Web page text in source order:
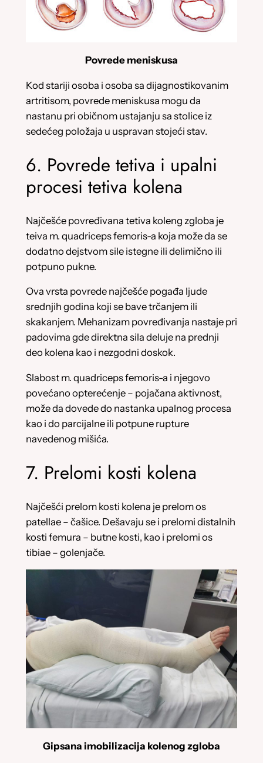
Povrede meniskusa
Kod stariji osoba i osoba sa dijagnostikovanim
artritisom, povrede meniskusa mogu da
nastanu pri običnom ustajanju sa stolice iz
sedećeg položaja u uspravan stojeći stav.
6. Povrede tetiva i upalni
procesi tetiva kolena
Najčešće povređivana tetiva koleng zgloba je
teiva m. quadriceps femoris-a koja može da se
dodatno dejstvom sile istegne ili delimično ili
potpuno pukne.
Ova vrsta povrede najčešće pogađa ljude
srednjih godina koji se bave trčanjem ili
skakanjem. Mehanizam povređivanja nastaje pri
padovima gde direktna sila deluje na prednji
deo kolena kao i nezgodni doskok.
Slabost m. quadriceps femoris-a i njegovo
povećano opterećenje – pojačana aktivnost,
može da dovede do nastanka upalnog procesa
kao i do parcijalne ili potpune rupture
navedenog mišića.
7. Prelomi kosti kolena
Najčešći prelom kosti kolena je prelom os
patellae – čašice. Dešavaju se i prelomi distalnih
kosti femura – butne kosti, kao i prelomi os
tibiae – golenjače.
Gipsana imobilizacija kolenog zgloba